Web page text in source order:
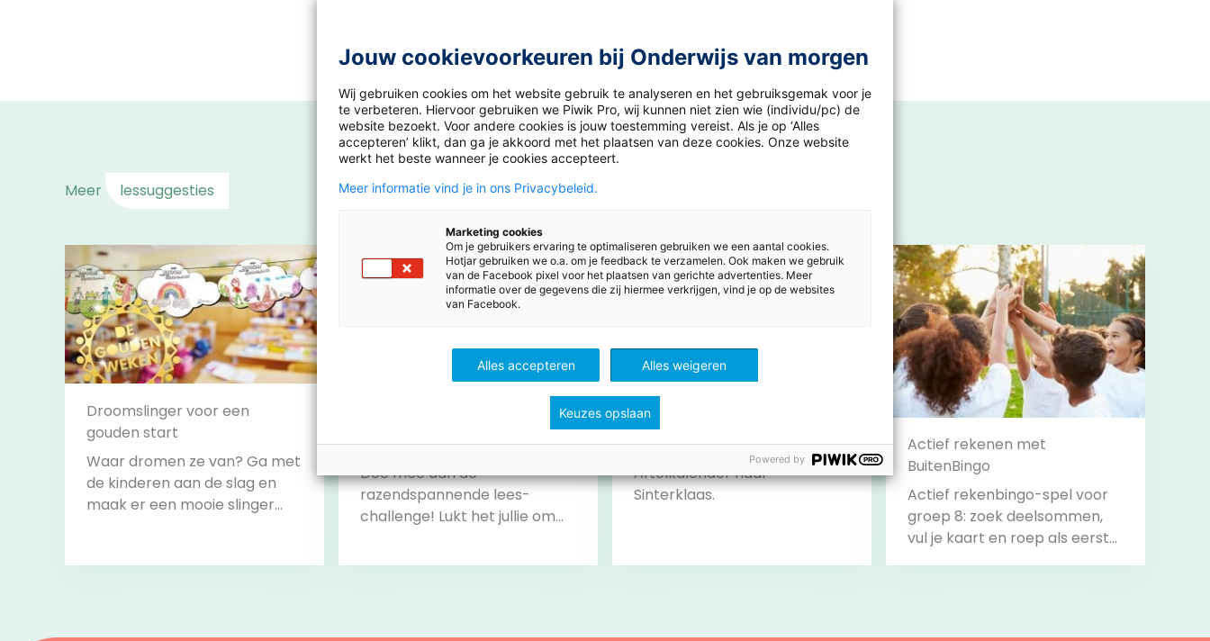
Meer lessuggesties
Droomslinger voor een
gouden start
Waar dromen ze van? Ga met
de kinderen aan de slag en
maak er een mooie slinger
Leesbingo
Doe mee aan de
razendspannende lees-
challenge! Lukt het jullie om
Lijn 3: aftellen naar de Sint
Aftelkalender naar
Sinterklaas.
Actief rekenen met
BuitenBingo
Actief rekenbingo-spel voor
groep 8: zoek deelsommen,
vul je kaart en roep als eerste
Jouw cookievoorkeuren bij Onderwijs van morgen
Wij gebruiken cookies om het website gebruik te analyseren en het gebruiksgemak voor je
te verbeteren. Hiervoor gebruiken we Piwik Pro, wij kunnen niet zien wie (individu/pc) de
website bezoekt. Voor andere cookies is jouw toestemming vereist. Als je op ‘Alles
accepteren’ klikt, dan ga je akkoord met het plaatsen van deze cookies. Onze website
werkt het beste wanneer je cookies accepteert.
Meer informatie vind je in ons Privacybeleid.
Marketing cookies
Om je gebruikers ervaring te optimaliseren gebruiken we een aantal cookies.
Hotjar gebruiken we o.a. om je feedback te verzamelen. Ook maken we gebruik
van de Facebook pixel voor het plaatsen van gerichte advertenties. Meer
informatie over de gegevens die zij hiermee verkrijgen, vind je op de websites
van Facebook.
Alles accepteren Alles weigeren
Keuzes opslaan
Powered by